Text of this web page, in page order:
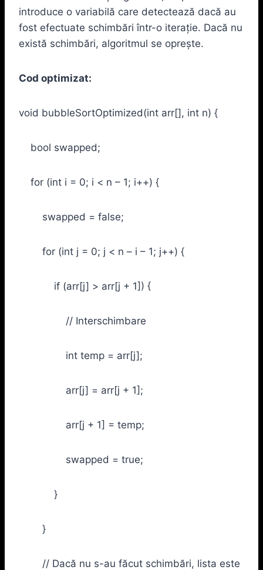
introduce o variabilă care detectează dacă au
fost efectuate schimbări într-o iterație. Dacă nu
există schimbări, algoritmul se oprește.
Cod optimizat:
void bubbleSortOptimized(int arr[], int n) {
bool swapped;
for (int i = 0; i < n – 1; i++) {
swapped = false;
for (int j = 0; j < n – i – 1; j++) {
if (arr[j] > arr[j + 1]) {
// Interschimbare
int temp = arr[j];
arr[j] = arr[j + 1];
arr[j + 1] = temp;
swapped = true;
}
}
// Dacă nu s-au făcut schimbări, lista este